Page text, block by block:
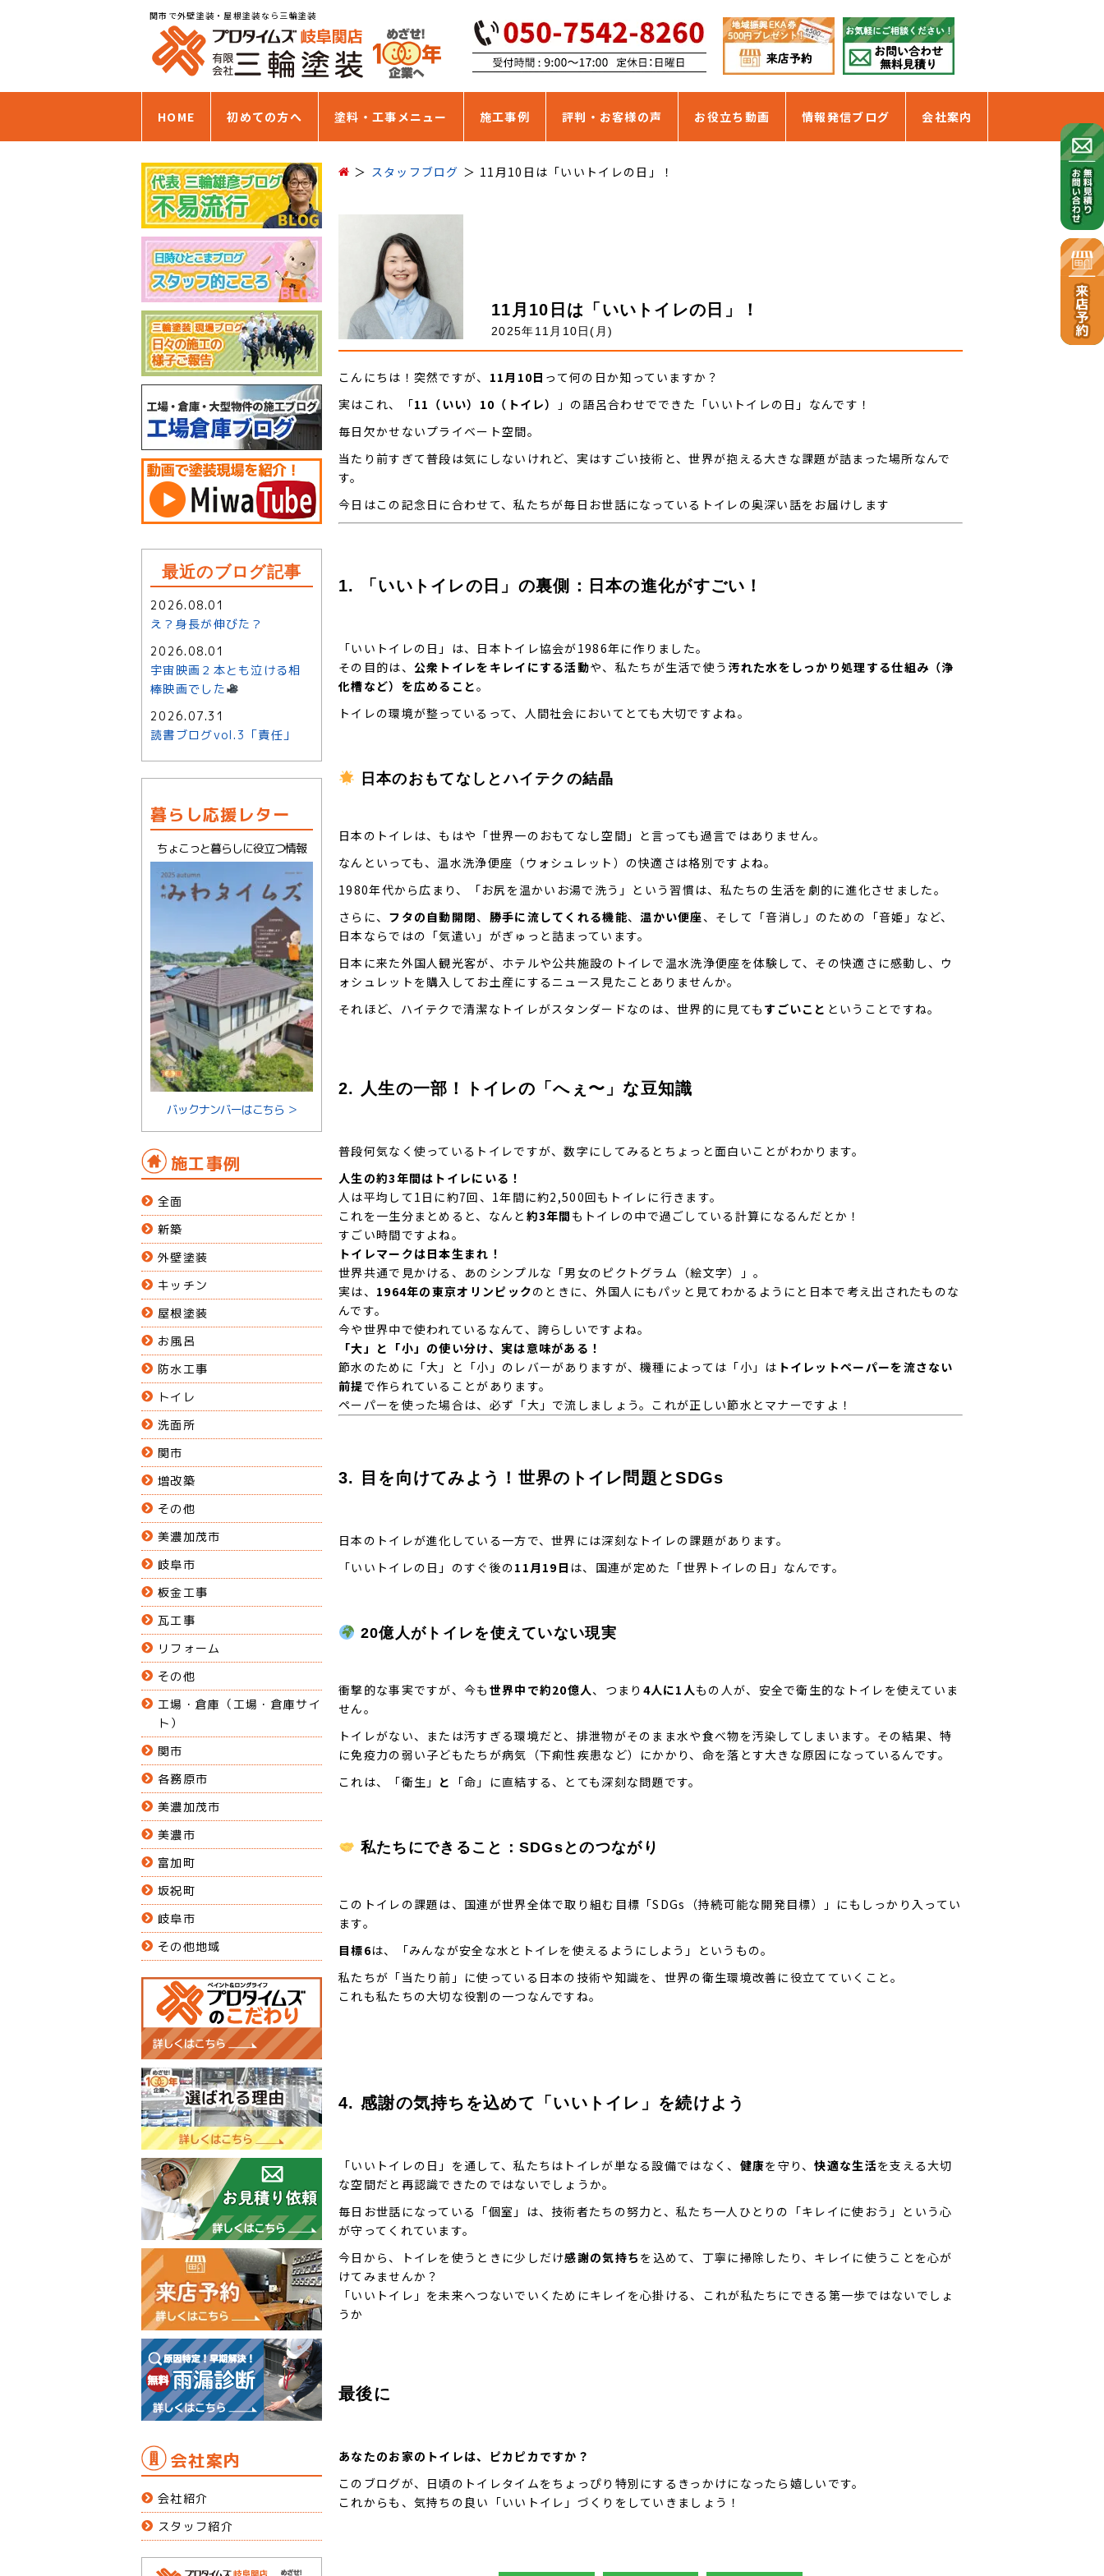
関市で外壁塗装・屋根塗装なら三輪塗装
HOME 初めての方へ 塗料・工事メニュー 施工事例 評判・お客様の声 お役立ち動画 情報発信ブログ 会社案内
スタッフブログ 11月10日は「いいトイレの日」！
11月10日は「いいトイレの日」！
2025年11月10日(月)
こんにちは！突然ですが、 11月10日 って何の日か知っていますか？
実はこれ、「11（いい）10（トイレ）
」の語呂合わせでできた「いいトイレの日」なんです！
毎日欠かせないプライベート空間。
当たり前すぎて普段は気にしないけれど、実はすごい技術と、世界が抱える大きな課題が詰まった場所なんで
す。
今日はこの記念日に合わせて、私たちが毎日お世話になっているトイレの奥深い話をお届けします
1. 「いいトイレの日」の裏側：日本の進化がすごい！
「いいトイレの日」は、日本トイレ協会が1986年に作りました。
その目的は、 公衆トイレをキレイにする活動や、私たちが生活で使う 汚れた水をしっかり処理する仕組み（浄
化槽など）を広めること。
トイレの環境が整っているって、人間社会においてとても大切ですよね。
日本のおもてなしとハイテクの結晶
日本のトイレは、もはや「世界一のおもてなし空間」と言っても過言ではありません。
なんといっても、温水洗浄便座（ウォシュレット）の快適さは格別ですよね。
1980年代から広まり、「お尻を温かいお湯で洗う」という習慣は、私たちの生活を劇的に進化させました。
さらに、 フタの自動開閉、 勝手に流してくれる機能、温かい便座、そして「音消し」のための「音姫」など、
日本ならではの「気遣い」がぎゅっと詰まっています。
日本に来た外国人観光客が、ホテルや公共施設のトイレで温水洗浄便座を体験して、その快適さに感動し、ウ
ォシュレットを購入してお土産にするニュース見たことありませんか。
それほど、ハイテクで清潔なトイレがスタンダードなのは、世界的に見ても すごいこと ということですね。
2. 人生の一部！トイレの「へぇ〜」な豆知識
普段何気なく使っているトイレですが、数字にしてみるとちょっと面白いことがわかります。
人生の約3年間はトイレにいる！
人は平均して1日に約7回、1年間に約2,500回もトイレに行きます。
これを一生分まとめると、なんと 約3年間 もトイレの中で過ごしている計算になるんだとか！
すごい時間ですよね。
トイレマークは日本生まれ！
世界共通で見かける、あのシンプルな「男女のピクトグラム（絵文字）」。
実は、 1964年の東京オリンピックのときに、外国人にもパッと見てわかるようにと日本で考え出されたものな
んです。
今や世界中で使われているなんて、誇らしいですよね。
「大」と「小」の使い分け、実は意味がある！
節水のために「大」と「小」のレバーがありますが、機種によっては「小」は トイレットペーパーを流さない
前提で作られていることがあります。
ペーパーを使った場合は、必ず「大」で流しましょう。これが正しい節水とマナーですよ！
3. 目を向けてみよう！世界のトイレ問題とSDGs
日本のトイレが進化している一方で、世界には深刻なトイレの課題があります。
「いいトイレの日」のすぐ後の11月19日 は、国連が定めた「世界トイレの日」なんです。
20億人がトイレを使えていない現実
衝撃的な事実ですが、今も 世界中で約20億人、つまり 4人に1人もの人が、安全で衛生的なトイレを使えていま
せん。
トイレがない、または汚すぎる環境だと、排泄物がそのまま水や食べ物を汚染してしまいます。その結果、特
に免疫力の弱い子どもたちが病気（下痢性疾患など）にかかり、命を落とす大きな原因になっているんです。
これは、「衛生」 と 「命」に直結する、とても深刻な問題です。
私たちにできること：SDGsとのつながり
このトイレの課題は、国連が世界全体で取り組む目標「SDGs（持続可能な開発目標）」にもしっかり入ってい
ます。
目標6は、「みんなが安全な水とトイレを使えるようにしよう」というもの。
私たちが「当たり前」に使っている日本の技術や知識を、世界の衛生環境改善に役立てていくこと。
これも私たちの大切な役割の一つなんですね。
4. 感謝の気持ちを込めて「いいトイレ」を続けよう
「いいトイレの日」を通して、私たちはトイレが単なる設備ではなく、 健康を守り、快適な生活を支える大切
な空間だと再認識できたのではないでしょうか。
毎日お世話になっている「個室」は、技術者たちの努力と、私たち一人ひとりの「キレイに使おう」という心
が守ってくれています。
今日から、トイレを使うときに少しだけ感謝の気持ち を込めて、丁寧に掃除したり、キレイに使うことを心が
けてみませんか？
「いいトイレ」を未来へつないでいくためにキレイを心掛ける、これが私たちにできる第一歩ではないでしょ
うか
最後に
あなたのお家のトイレは、ピカピカですか？
このブログが、日頃のトイレタイムをちょっぴり特別にするきっかけになったら嬉しいです。
これからも、気持ちの良い「いいトイレ」づくりをしていきましょう！
最近のブログ記事
2026.08.01
え？身長が伸びた？
2026.08.01
宇宙映画２本とも泣ける相
棒映画でした
2026.07.31
読書ブログvol.3「責任」
暮らし応援レター
ちょこっと暮らしに役立つ情報
バックナンバーはこちら ＞
施工事例
全面
新築
外壁塗装
キッチン
屋根塗装
お風呂
防水工事
トイレ
洗面所
関市
増改築
その他
美濃加茂市
岐阜市
板金工事
瓦工事
リフォーム
その他
工場・倉庫（工場・倉庫サイ
ト）
関市
各務原市
美濃加茂市
美濃市
富加町
坂祝町
岐阜市
その他地域
会社案内
会社紹介
スタッフ紹介